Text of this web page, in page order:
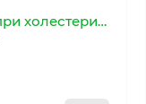
Станохолен, при холестерині